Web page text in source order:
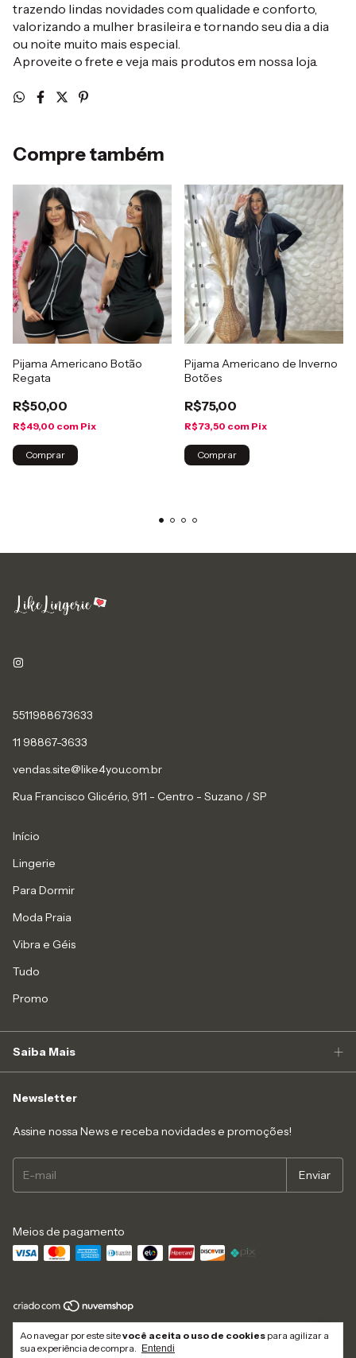
Ao navegar por este sitevocê aceita o uso de cookies para agilizar a
sua experiência de compra.
Entendi
trazendo lindas novidades com qualidade e conforto,
valorizando a mulher brasileira e tornando seu dia a dia
ou noite muito mais especial.
Aproveite o frete e veja mais produtos em nossa loja.
Compre também
Pijama Americano Botão
Regata
R$50,00
R$49,00 com Pix
Comprar
Pijama Americano de Inverno
Botões
R$75,00
R$73,50 com Pix
Comprar
5511988673633
11 98867-3633
vendas.site@like4you.com.br
Rua Francisco Glicério, 911 - Centro - Suzano / SP
Início
Lingerie
Para Dormir
Moda Praia
Vibra e Géis
Tudo
Promo
Saiba Mais
Newsletter
Assine nossa News e receba novidades e promoções!
Meios de pagamento
Copyright Like4you Moda Intima Ltda - 16547545000152 - 2026. Todos os
direitos reservados.